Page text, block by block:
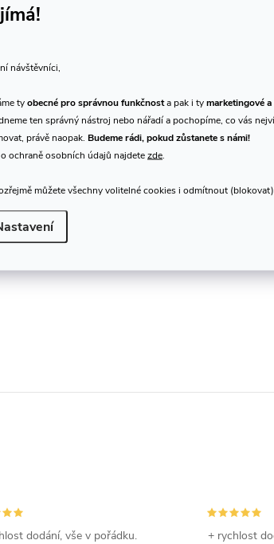
návštěvníci,
tyobecné pro správnou funkčnosta pak i tymarketingové
ten správný nástroj nebo nářadí a pochopíme, co vás
právě naopak. Budeme rádi, pokud zůstanete s námi!
ochraně osobních údajů najdetezde
můžete všechny volitelné cookies i odmítnout
dodání, vše v pořádku.
+ rychlost